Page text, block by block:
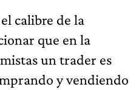
calibre de la
que en la
un trader es
y vendiendo